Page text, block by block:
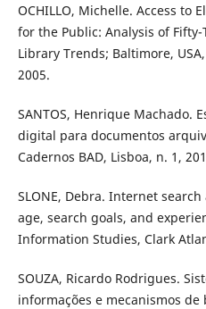
OCHILLO, Michelle. Access to
for the Public: Analysis of
Library Trends; Baltimore,
2005.
SANTOS, Henrique Machado.
digital para documentos
Cadernos BAD, Lisboa, n. 1,
SLONE, Debra. Internet
age, search goals, and
Information Studies, Clark
SOUZA, Ricardo Rodrigues.
informações e mecanismos